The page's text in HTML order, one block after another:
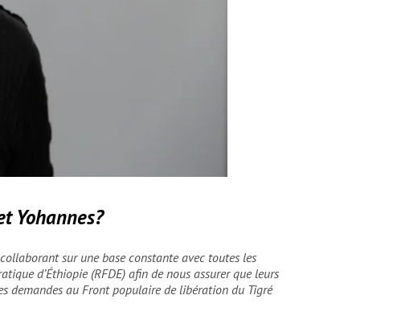
Yohannes?
sur une base constante avec toutes les
d’Éthiopie (RFDE) afin de nous assurer que leurs
demandes au Front populaire de libération du Tigré